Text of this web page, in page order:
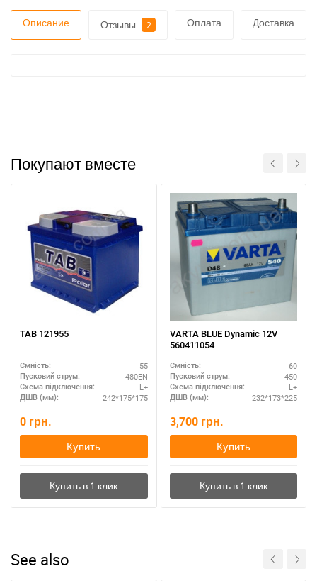
Описание Отзывы 2 Оплата Доставка
Покупают вместе
TAB 121955
Ємність: 55
Пусковий струм: 480EN
Схема підключення: L+
ДШВ (мм): 242*175*175
0 грн.
Купить
VARTA BLUE Dynamic 12V
560411054
Ємність: 60
Пусковий струм: 450
Схема підключення: L+
ДШВ (мм): 232*173*225
3,700 грн.
Купить
See also
Написати в Telegram